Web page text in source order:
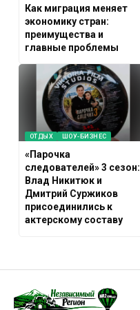
Как миграция меняет
экономику стран:
преимущества и
главные проблемы
ОТДЫХ ШОУ-БИЗНЕС
«Парочка
следователей» 3 сезон:
Влад Никитюк и
Дмитрий Суржиков
присоединились к
актерскому составу